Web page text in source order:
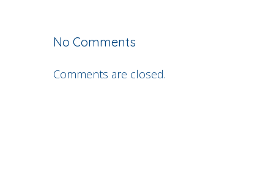
No Comments
Comments are closed.